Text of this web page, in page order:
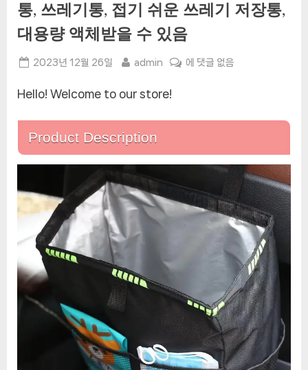
통, 쓰레기통, 접기 쉬운 쓰레기 저장통,
대용량 액체받을 수 있음
Posted
2023년 12월 26일 By
admin
2022
자
차
방
쓰
접
에 댓글 없음
Hello! Welcome to our store!
Product Description